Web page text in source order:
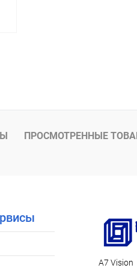
ПРОСМОТРЕННЫЕ
А7 Vision